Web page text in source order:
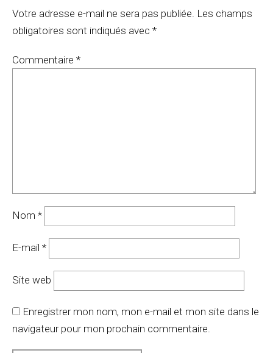
Votre adresse e-mail ne sera pas publiée. Les champs
obligatoires sont indiqués avec *
Commentaire *
Nom *
E-mail *
Site web
Enregistrer mon nom, mon e-mail et mon site dans le
navigateur pour mon prochain commentaire.